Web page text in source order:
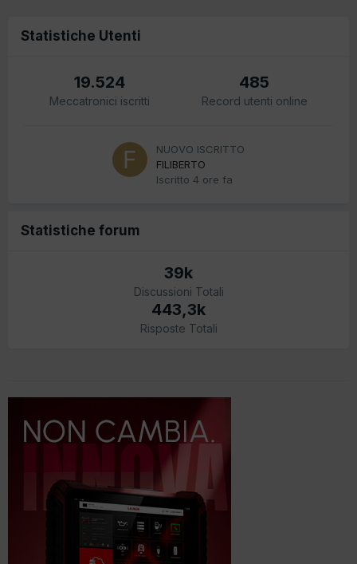
Statistiche Utenti
19.524
Meccatronici iscritti
485
Record utenti online
NUOVO ISCRITTO
FILIBERTO
Iscritto 4 ore fa
Statistiche forum
39k
Discussioni Totali
443,3k
Risposte Totali